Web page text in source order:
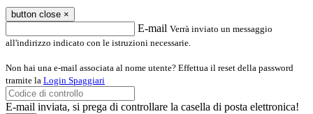
button close ×
E-mail Verrà inviato un messaggio
all'indirizzo indicato con le istruzioni necessarie.
Non hai una e-mail associata al nome utente? Effettua il reset della password
tramite la Login Spaggiari
E-mail inviata, si prega di controllare la casella di posta elettronica!